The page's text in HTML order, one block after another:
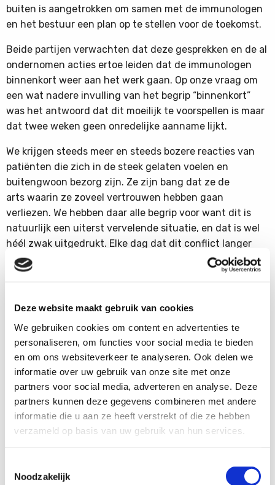
Deze website maakt gebruik van cookies
We gebruiken cookies om content en advertenties te
personaliseren, om functies voor social media te bieden
en om ons websiteverkeer te analyseren. Ook delen we
informatie over uw gebruik van onze site met onze
partners voor social media, adverteren en analyse. Deze
partners kunnen deze gegevens combineren met andere
informatie die u aan ze heeft verstrekt of die ze hebben
verzameld op basis van uw gebruik van hun services.
Noodzakelijk
buiten is aangetrokken om samen met de immunologen
en het bestuur een plan op te stellen voor de toekomst.
Beide partijen verwachten dat deze gesprekken en de al
ondernomen acties ertoe leiden dat de immunologen
binnenkort weer aan het werk gaan. Op onze vraag om
een wat nadere invulling van het begrip “binnenkort”
was het antwoord dat dit moeilijk te voorspellen is maar
dat twee weken geen onredelijke aanname lijkt.
We krijgen steeds meer en steeds bozere reacties van
patiënten die zich in de steek gelaten voelen en
buitengwoon bezorg zijn. Ze zijn bang dat ze de
arts waarin ze zoveel vertrouwen hebben gaan
verliezen. We hebben daar alle begrip voor want dit is
natuurlijk een uiterst vervelende situatie, en dat is wel
héél zwak uitgedrukt. Elke dag dat dit conflict langer
duurt is er één teveel.
Toch pleiten wij ervoor om nog even geduldig af te
plan voorligt waarmee de zorg voor deze groep
kwetsbare patiënten weer op peil wordt gebracht en
hopelijk zelfs verbetert. Een plan dat niet alleen
praktisch werkbaar is maar ook toekomstbestendig. Wij
blijven daarop met klem aandringen. Een dergelijke
mag hoe dan ook niet nóg een keer voorkomen.
wordt vervolgd…
Overige Vasculitiden